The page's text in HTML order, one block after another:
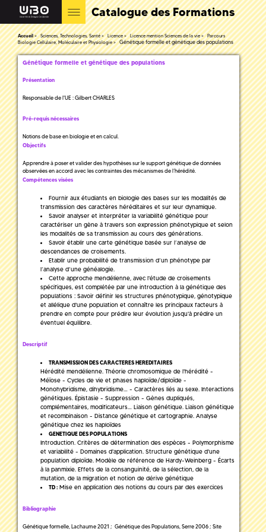
Catalogue des Formations
Accueil Sciences, Technologies, Santé Licence Licence mention Sciences de la vie
Parcours
Biologie Cellulaire, Moléculaire et Physiologie
Génétique formelle et génétique des populations
Génétique formelle et génétique des populations
Présentation
Responsable de l'UE : Gilbert CHARLES
Pré-requis nécessaires
Notions de base en biologie et en calcul.
Objectifs
Apprendre à poser et valider des hypothèses sur le support génétique de données
observées en accord avec les contraintes des mécanismes de l’hérédité.
Compétences visées
Fournir aux étudiants en biologie des bases sur les modalités de
transmission des caractères héréditaires et sur leur dynamique.
Savoir analyser et interpréter la variabilité génétique pour
caractériser un gène à travers son expression phénotypique et selon
les modalités de sa transmission au cours des générations.
Savoir établir une carte génétique basée sur l’analyse de
descendances de croisements.
Etablir une probabilité de transmission d’un phénotype par
l’analyse d’une généalogie.
Cette approche mendélienne, avec l'étude de croisements
spécifiques, est complétée par une introduction à la génétique des
populations : Savoir définir les structures phénotypique, génotypique
et allélique d'une population et connaître les principaux facteurs à
prendre en compte pour prédire leur évolution jusqu'à prédire un
éventuel équilibre.
Descriptif
TRANSMISSION DES CARACTERES HEREDITAIRES
Hérédité mendélienne. Théorie chromosomique de l'hérédité -
Méïose - Cycles de vie et phases haploïde/diploïde -
Monohybridisme, dihybridisme… - Caractères liés au sexe. Interactions
génétiques. Épistasie - Suppression - Gènes dupliqués,
complémentaires, modificateurs… Liaison génétique. Liaison génétique
et recombinaison - Distance génétique et cartographie. Analyse
génétique chez les haploïdes
GENETIQUE DES POPULATIONS
Introduction. Critères de détermination des espèces - Polymorphisme
et variabilité - Domaines d'application. Structure génétique d'une
population diploïde. Modèle de référence de Hardy-Weinberg - Écarts
à la panmixie. Effets de la consanguinité, de la sélection, de la
mutation, de la migration et notion de dérive génétique
TD : Mise en application des notions du cours par des exercices
Bibliographie
Génétique formelle, Lachaume 2021 ; Génétique des Populations, Serre 2006 ; Site